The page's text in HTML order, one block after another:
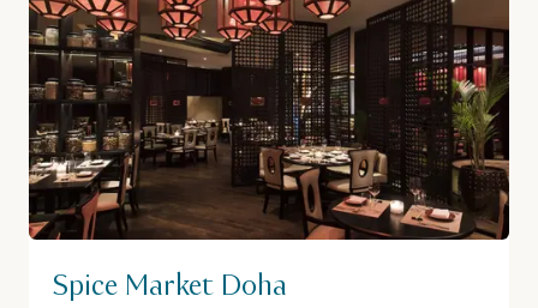
Spice Market Doha